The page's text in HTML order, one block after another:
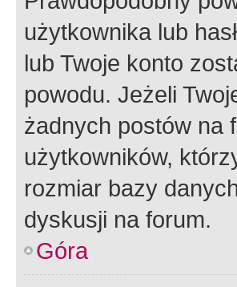
użytkownika lub
lub Twoje konto
powodu. Jeżeli
żadnych postów na
użytkowników,
rozmiar bazy
dyskusji na forum.
Góra